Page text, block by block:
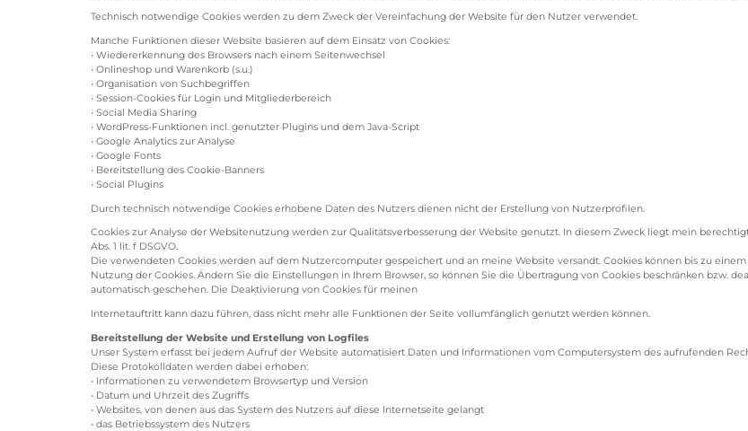
Technisch notwendige Cookies werden zu dem Zweck der Vereinfachung der Website für den Nutzer verwendet.
Manche Funktionen dieser Website basieren auf dem Einsatz von Cookies:
• Wiedererkennung des Browsers nach einem Seitenwechsel
• Onlineshop und Warenkorb (s.u.)
• Organisation von Suchbegriffen
• Session-Cookies für Login und Mitgliederbereich
• Social Media Sharing
• WordPress-Funktionen incl. genutzter Plugins und dem Java-Script
• Google Analytics zur Analyse
• Google Fonts
• Bereitstellung des Cookie-Banners
• Social Plugins
Durch technisch notwendige Cookies erhobene Daten des Nutzers dienen nicht der Erstellung von Nutzerprofilen.
Cookies zur Analyse der Websitenutzung werden zur Qualitätsverbesserung der Website genutzt. In diesem Zweck liegt mein
Abs. 1 lit. f DSGVO.
Die verwendeten Cookies werden auf dem Nutzercomputer gespeichert und an meine Website versandt. Cookies können bis zu
Nutzung der Cookies. Ändern Sie die Einstellungen in Ihrem Browser, so können Sie die Übertragung von Cookies beschränken bzw.
automatisch geschehen. Die Deaktivierung von Cookies für meinen
Internetauftritt kann dazu führen, dass nicht mehr alle Funktionen der Seite vollumfänglich genutzt werden können.
Bereitstellung der Website und Erstellung von Logfiles
Unser System erfasst bei jedem Aufruf der Website automatisiert Daten und Informationen vom Computersystem des aufrufenden
Diese Protokolldaten werden dabei erhoben:
• Informationen zu verwendetem Browsertyp und Version
• Datum und Uhrzeit des Zugriffs
• Websites, von denen aus das System des Nutzers auf diese Internetseite gelangt
• das Betriebssystem des Nutzers